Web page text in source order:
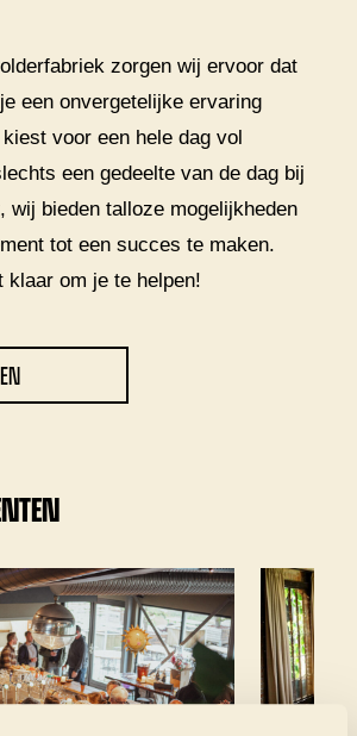
zorgen wij ervoor dat
een onvergetelijke ervaring
voor een hele dag vol
een gedeelte van de dag bij
wij bieden talloze mogelijkheden
tot een succes te maken.
klaar om je te helpen!